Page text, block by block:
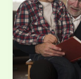
DO
CORDEIRO”?